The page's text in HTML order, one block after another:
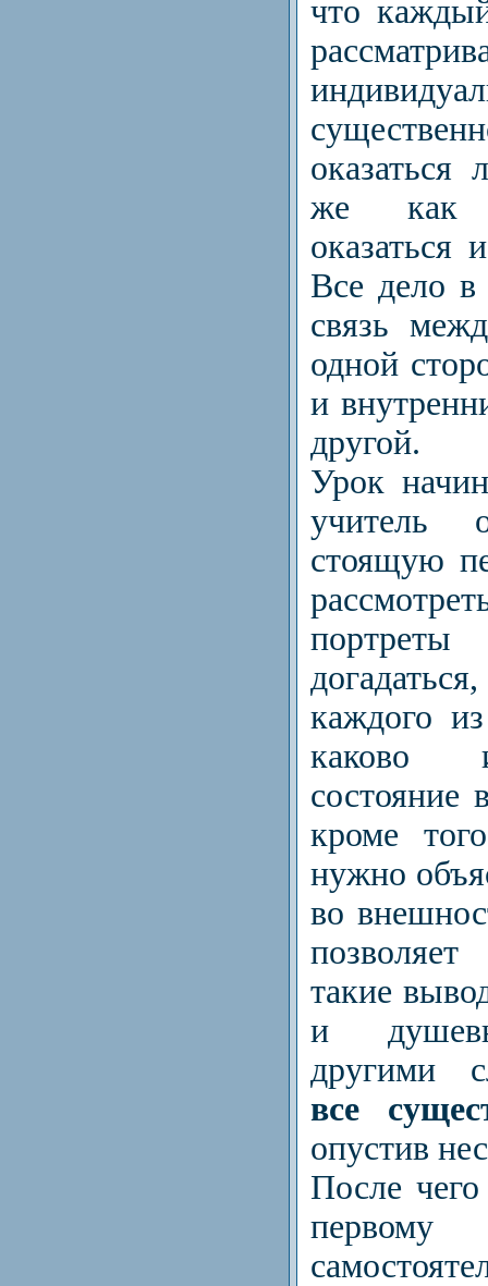
что
оказаться
же как
оказаться
Все дело
связь
одной
и
другой.
Урок
учитель
стоящую
каждого
каково
состояние
кроме
нужно
во
такие
и
другими
все
опустив
После